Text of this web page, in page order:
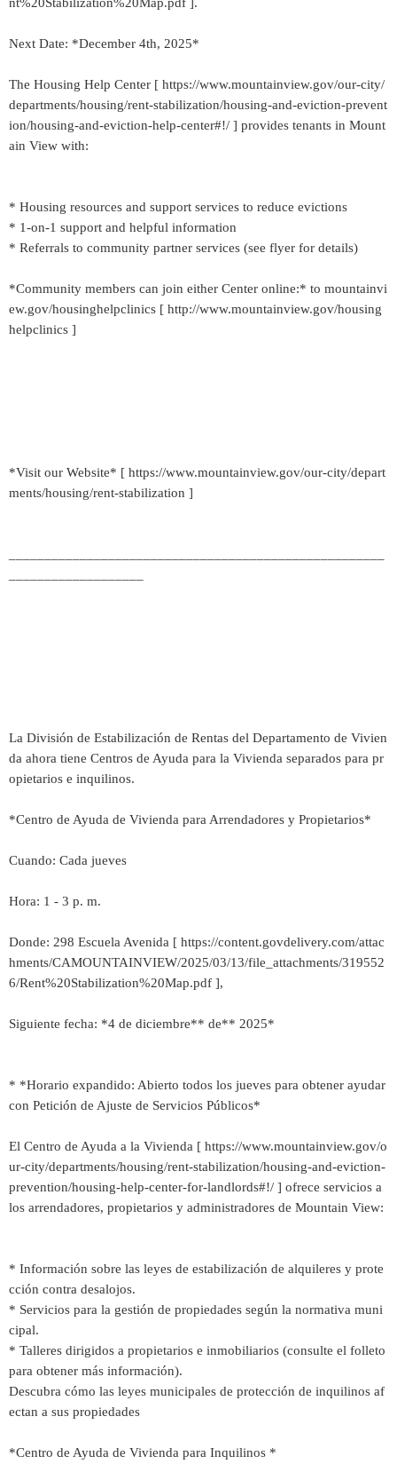
Next Date: *December 4th, 2025*
The Housing Help Center [ https://www.mountainview.gov/our-city/
departments/housing/rent-stabilization/housing-and-eviction-prevent
ion/housing-and-eviction-help-center#!/ ] provides tenants in Mount
ain View with:
* Housing resources and support services to reduce evictions
* 1-on-1 support and helpful information
* Referrals to community partner services (see flyer for details)
*Community members can join either Center online:* to mountainvi
ew.gov/housinghelpclinics [ http://www.mountainview.gov/housing
helpclinics ]
*Visit our Website* [ https://www.mountainview.gov/our-city/depart
ments/housing/rent-stabilization ]
La División de Estabilización de Rentas del Departamento de Vivien
da ahora tiene Centros de Ayuda para la Vivienda separados para pr
opietarios e inquilinos.
*Centro de Ayuda de Vivienda para Arrendadores y Propietarios*
Cuando: Cada jueves
Hora: 1 - 3 p. m.
Donde: 298 Escuela Avenida [ https://content.govdelivery.com/attac
hments/CAMOUNTAINVIEW/2025/03/13/file_attachments/319552
6/Rent%20Stabilization%20Map.pdf ],
Siguiente fecha: *4 de diciembre** de** 2025*
* *Horario expandido: Abierto todos los jueves para obtener ayudar
con Petición de Ajuste de Servicios Públicos*
El Centro de Ayuda a la Vivienda [ https://www.mountainview.gov/o
ur-city/departments/housing/rent-stabilization/housing-and-eviction-
prevention/housing-help-center-for-landlords#!/ ] ofrece servicios a
los arrendadores, propietarios y administradores de Mountain View:
* Información sobre las leyes de estabilización de alquileres y prote
cción contra desalojos.
* Servicios para la gestión de propiedades según la normativa muni
cipal.
* Talleres dirigidos a propietarios e inmobiliarios (consulte el folleto
para obtener más información).
Descubra cómo las leyes municipales de protección de inquilinos af
ectan a sus propiedades
*Centro de Ayuda de Vivienda para Inquilinos *